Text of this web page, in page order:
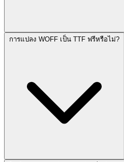
การแปลง WOFF เป็น TTF ฟรีหรือไม่?